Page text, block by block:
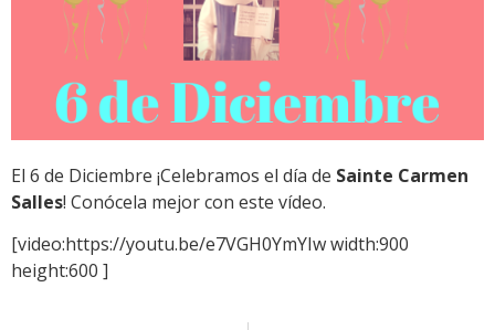
El 6 de Diciembre ¡Celebramos el día de Sainte Carmen
Salles! Conócela mejor con este vídeo.
[video:https://youtu.be/e7VGH0YmYIw width:900
height:600 ]